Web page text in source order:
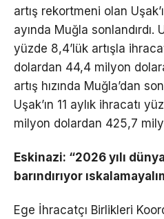
artış rekortmeni olan
ayında Muğla sonlandırdı.
yüzde 8,4’lük artışla
dolardan 44,4 milyon
artış hızında Muğla’dan
Uşak’ın 11 aylık ihracatı
milyon dolardan 425,7
Eskinazi: “2026 yılı
barındırıyor
Ege İhracatçı Birlikleri